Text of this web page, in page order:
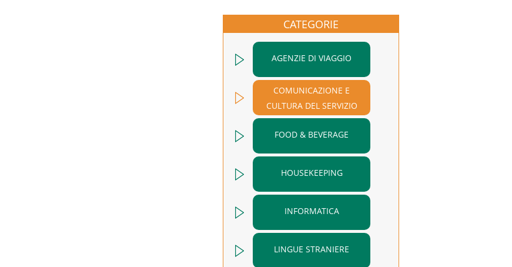
CATEGORIE
AGENZIE DI VIAGGIO
COMUNICAZIONE E
CULTURA DEL SERVIZIO
FOOD & BEVERAGE
HOUSEKEEPING
INFORMATICA
LINGUE STRANIERE